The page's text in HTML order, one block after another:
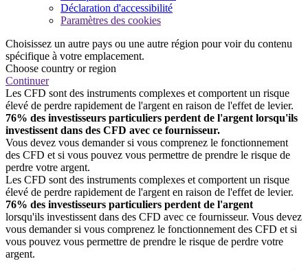
Déclaration d'accessibilité
Paramètres des cookies
Choisissez un autre pays ou une autre région pour voir du contenu
spécifique à votre emplacement.
Choose country or region
Continuer
Les CFD sont des instruments complexes et comportent un risque
élevé de perdre rapidement de l'argent en raison de l'effet de levier.
76% des investisseurs particuliers perdent de l'argent lorsqu'ils
investissent dans des CFD avec ce fournisseur.
Vous devez vous demander si vous comprenez le fonctionnement
des CFD et si vous pouvez vous permettre de prendre le risque de
perdre votre argent.
Les CFD sont des instruments complexes et comportent un risque
élevé de perdre rapidement de l'argent en raison de l'effet de levier.
76% des investisseurs particuliers perdent de l'argent
lorsqu'ils investissent dans des CFD avec ce fournisseur. Vous devez
vous demander si vous comprenez le fonctionnement des CFD et si
vous pouvez vous permettre de prendre le risque de perdre votre
argent.